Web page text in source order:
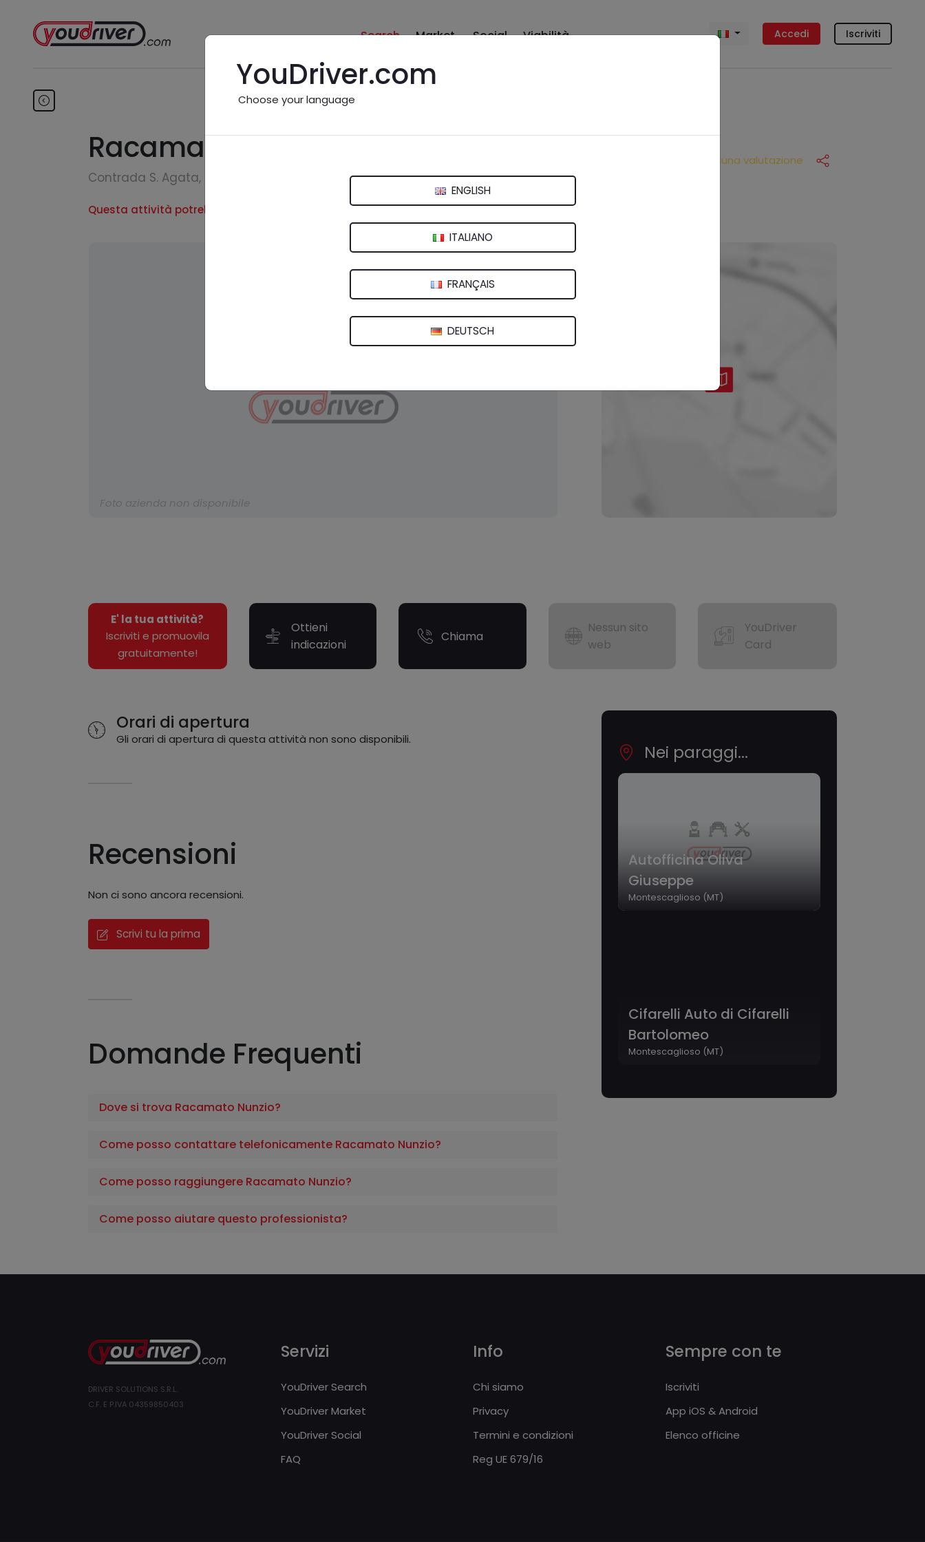
Search Market Social Viabilità Accedi Iscriviti
Racamato Nunzio
Contrada S. Agata, SNC - 75024 Montescaglioso (MT)
Nessuna valutazione
Questa attività potrebbe essere inesistente o non pertinente. Inviaci una segnalazione
Foto azienda non disponibile
E' la tua attività?
Iscriviti e promuovila
gratuitamente!
Ottieni
indicazioni
Chiama
Nessun sito
web
YouDriver
Card
Orari di apertura
Gli orari di apertura di questa attività non sono disponibili.
Recensioni
Non ci sono ancora recensioni.
Scrivi tu la prima
Domande Frequenti
Dove si trova Racamato Nunzio?
Come posso contattare telefonicamente Racamato Nunzio?
Come posso raggiungere Racamato Nunzio?
Come posso aiutare questo professionista?
Nei paraggi...
Autofficina Oliva
Giuseppe
Montescaglioso (MT)
Cifarelli Auto di Cifarelli
Bartolomeo
Montescaglioso (MT)
YouDriver.com
Choose your language
ENGLISH
ITALIANO
FRANÇAIS
DEUTSCH
DRIVER SOLUTIONS S.R.L.
C.F. E P.IVA 04359850403
Servizi
YouDriver Search
YouDriver Market
YouDriver Social
FAQ
Info
Chi siamo
Privacy
Termini e condizioni
Reg UE 679/16
Sempre con te
Iscriviti
App iOS & Android
Elenco officine